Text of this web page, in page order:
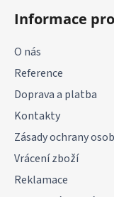
Informace
O nás
Reference
Doprava a platba
Kontakty
Zásady ochrany
Vrácení zboží
Reklamace